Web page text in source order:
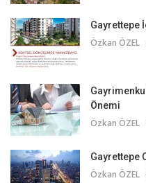
Gayrettepe
Özkan ÖZEL
Önemi
Özkan ÖZEL
Gayrettepe
Özkan ÖZEL